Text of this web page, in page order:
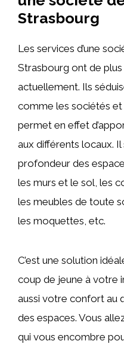
Strasbourg
Les services d’une
Strasbourg ont de
actuellement. Ils
comme les sociétés
permet en effet
aux différents locaux. Il
profondeur des
les murs et le sol, les
les meubles de toute
les moquettes, etc.
C’est une solution
coup de jeune à votre
aussi votre confort au
des espaces. Vous
qui vous encombre